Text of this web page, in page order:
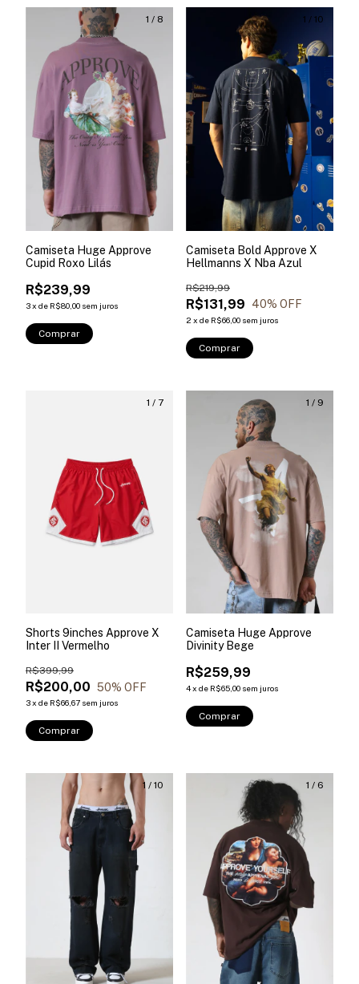
1 / 8
Camiseta Huge Approve
Cupid Roxo Lilás
R$239,99
3x de R$80,00 sem juros
Comprar
1 / 10
Camiseta Bold Approve X
Hellmanns X Nba Azul
R$131,99
R$219,99
40% OFF
2 x de R$66,00 sem juros
Comprar
1 / 7
Shorts 9inches Approve X
Inter II Vermelho
R$200,00
R$399,99
50% OFF
3x de R$66,67 sem juros
Comprar
1 / 9
Camiseta Huge Approve
Divinity Bege
R$259,99
4x de R$65,00 sem juros
Comprar
1 / 10 1 / 6